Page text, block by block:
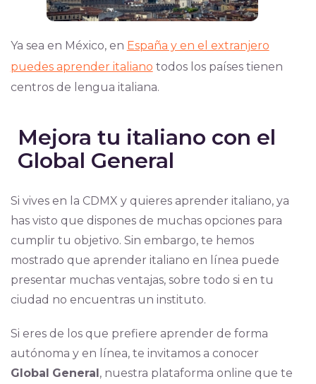
Ya sea en México, en España y en el extranjero
puedes aprender italiano todos los países tienen
centros de lengua italiana.
Mejora tu italiano con el
Global General
Si vives en la CDMX y quieres aprender italiano, ya
has visto que dispones de muchas opciones para
cumplir tu objetivo. Sin embargo, te hemos
mostrado que aprender italiano en línea puede
presentar muchas ventajas, sobre todo si en tu
ciudad no encuentras un instituto.
Si eres de los que prefiere aprender de forma
autónoma y en línea, te invitamos a conocer
Global General, nuestra plataforma online que te